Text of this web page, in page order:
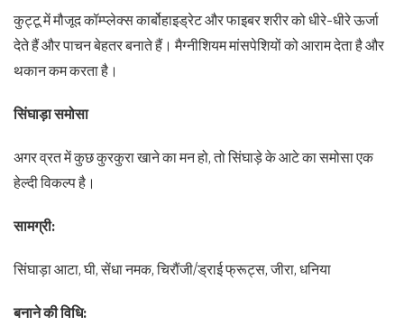
कुट्टू में मौजूद कॉम्प्लेक्स कार्बोहाइड्रेट और फाइबर शरीर को धीरे-धीरे ऊर्जा
देते हैं और पाचन बेहतर बनाते हैं। मैग्नीशियम मांसपेशियों को आराम देता है और
थकान कम करता है।
सिंघाड़ा समोसा
अगर व्रत में कुछ कुरकुरा खाने का मन हो, तो सिंघाड़े के आटे का समोसा एक
हेल्दी विकल्प है।
सामग्री:
सिंघाड़ा आटा, घी, सेंधा नमक, चिरौंजी/ड्राई फ्रूट्स, जीरा, धनिया
बनाने की विधि: